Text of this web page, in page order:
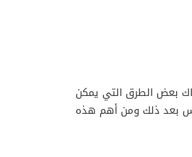
بعض الطرق التي يمكن
بعد ذلك ومن أهم هذه